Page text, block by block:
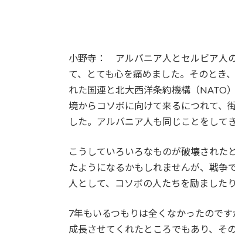
小野寺： アルバニア人とセルビア人
て、とても心を痛めました。そのとき
れた国連と北大西洋条約機構（NATO
境からコソボに向けて来るにつれて、
した。アルバニア人も同じことをして
こうしていろいろなものが破壊された
たようになるかもしれませんが、戦争
人として、コソボの人たちを励ました
7年もいるつもりは全くなかったので
成長させてくれたところでもあり、そ